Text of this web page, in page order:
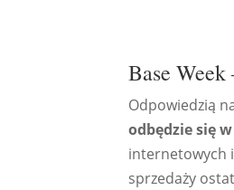
Base
Odpowiedzią
odbędzie się
internetowych
sprzedaży